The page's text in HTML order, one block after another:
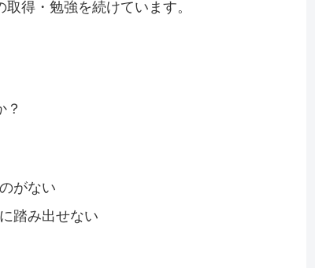
得・勉強を続けています。
？
がない
踏み出せない